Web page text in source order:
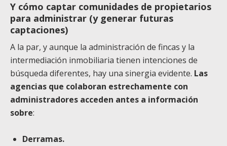
Y cómo captar comunidades de propietarios
para administrar (y generar futuras
captaciones)
A la par, y aunque la administración de fincas y la
intermediación inmobiliaria tienen intenciones de
búsqueda diferentes, hay una sinergia evidente. Las
agencias que colaboran estrechamente con
administradores acceden antes a información
sobre:
Derramas.